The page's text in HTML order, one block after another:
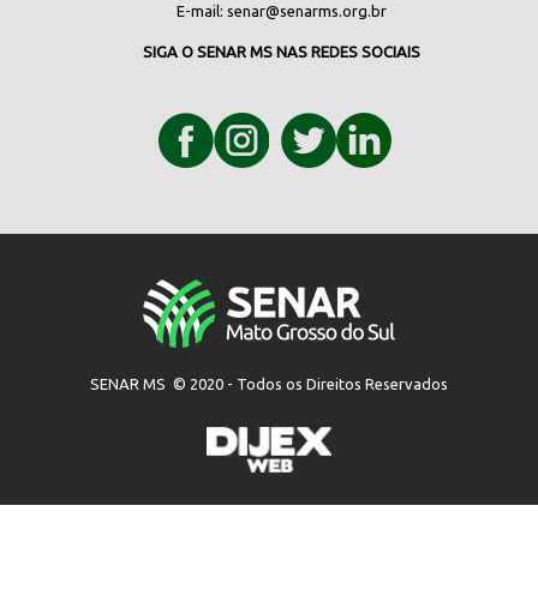
E-mail: senar@senarms.org.br
SIGA O SENAR MS NAS REDES SOCIAIS
SENAR MS © 2020 - Todos os Direitos Reservados